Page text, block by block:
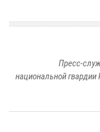
Пресс-
национальной